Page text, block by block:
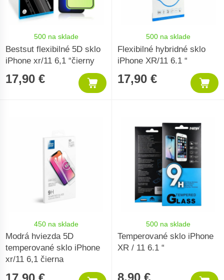
500 na sklade
Bestsut flexibilné 5D sklo
iPhone xr/11 6,1 “čierny
17,90 €
500 na sklade
Flexibilné hybridné sklo
iPhone XR/11 6.1 “
17,90 €
450 na sklade
Modrá hviezda 5D
temperované sklo iPhone
xr/11 6,1 čierna
500 na sklade
Temperované sklo iPhone
XR / 11 6.1 “
8,90 €